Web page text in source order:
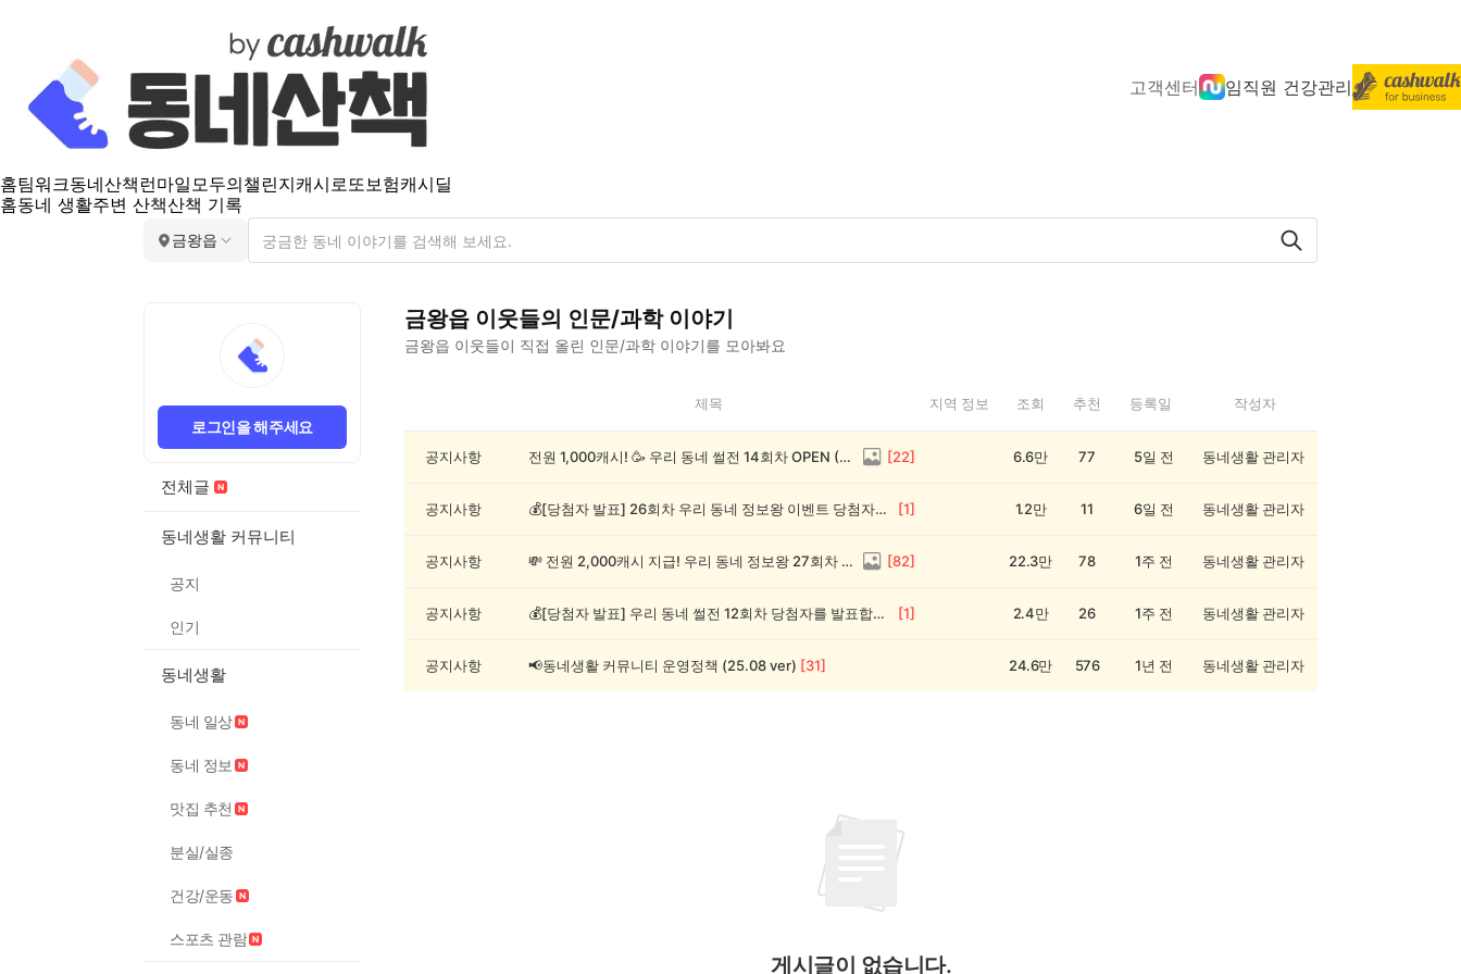
고객센터 임직원 건강관리
홈팀워크동네산책 런마일모두의챌린지캐시로또보험캐시딜
홈동네 생활주변 산책산책 기록
금왕읍
로그인을 해주세요
전체글
동네생활 커뮤니티
공지
인기
동네생활
동네 일상
동네 정보
맛집 추천
분실/실종
건강/운동
스포츠 관람
금왕읍 이웃들의 인문/과학이야기
금왕읍 이웃들이 직접 올린 인문/과학 이야기를 모아봐요
읍
제목 지역 정보 조회 추천 등록일 작성자
공지사항 전원 1,000캐시! 🥳 우리 동네 썰전 14회차 OPEN (~8/17) [22] 6.6만 77 5일 전 동네생활 관리자
공지사항 💰[당첨자 발표] 26회차 우리 동네 정보왕 이벤트 당첨자를 발표합니다! [1] 1.2만 11 6일 전 동네생활 관리자
공지사항 💸 전원 2,000캐시 지급! 우리 동네 정보왕 27회차 (~8/10) [82] 22.3만 78 1주 전 동네생활 관리자
공지사항 💰[당첨자 발표] 우리 동네 썰전 12회차 당첨자를 발표합니다! [1] 2.4만 26 1주 전 동네생활 관리자
공지사항 📢동네생활 커뮤니티 운영정책 (25.08 ver) [31] 24.6만 576 1년 전 동네생활 관리자
게시글이 없습니다.